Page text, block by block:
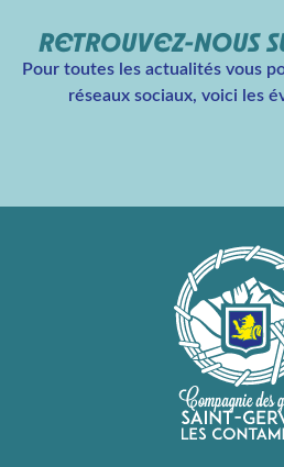
RETROUVEZ-NOUS
Pour toutes les actualités vous
réseaux sociaux, voici les